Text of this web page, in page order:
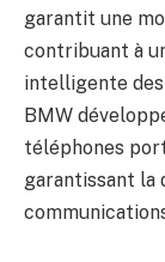
garantit une
contribuant à
intelligente
BMW
téléphones
garantissant la